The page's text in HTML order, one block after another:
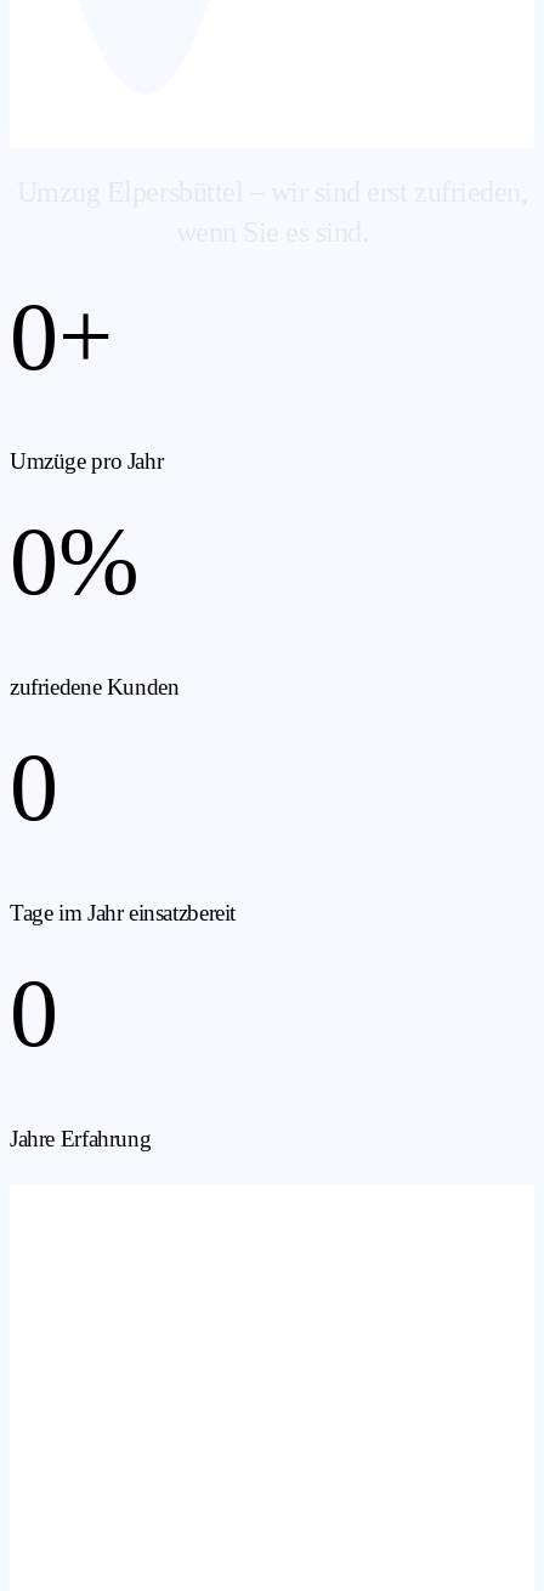
0+
Umzüge pro Jahr
0%
zufriedene Kunden
0
Tage im Jahr einsatzbereit
0
Jahre Erfahrung